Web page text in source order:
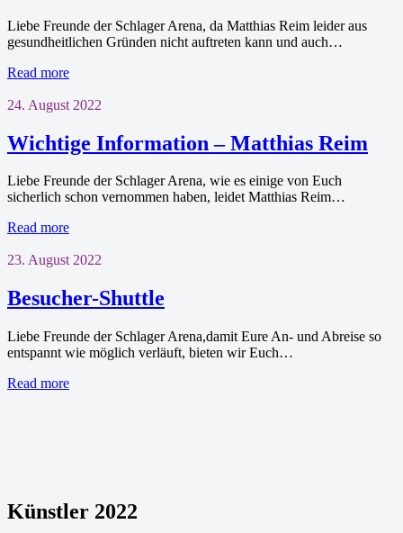
Liebe Freunde der Schlager Arena, da Matthias Reim leider aus
gesundheitlichen Gründen nicht auftreten kann und auch…
Read more
24. August 2022
Wichtige Information – Matthias Reim
Liebe Freunde der Schlager Arena, wie es einige von Euch
sicherlich schon vernommen haben, leidet Matthias Reim…
Read more
23. August 2022
Besucher-Shuttle
Liebe Freunde der Schlager Arena,damit Eure An- und Abreise so
entspannt wie möglich verläuft, bieten wir Euch…
Read more
Künstler 2022